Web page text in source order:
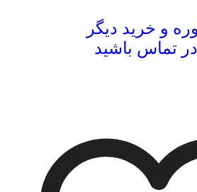
و خرید دیگر
تماس باشید